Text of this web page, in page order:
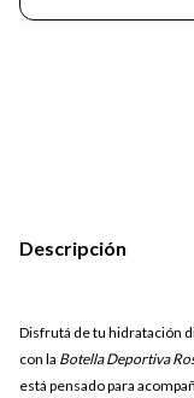
Descripción
Disfrutá de tu hidratación
con la Botella Deportiva
está pensado para